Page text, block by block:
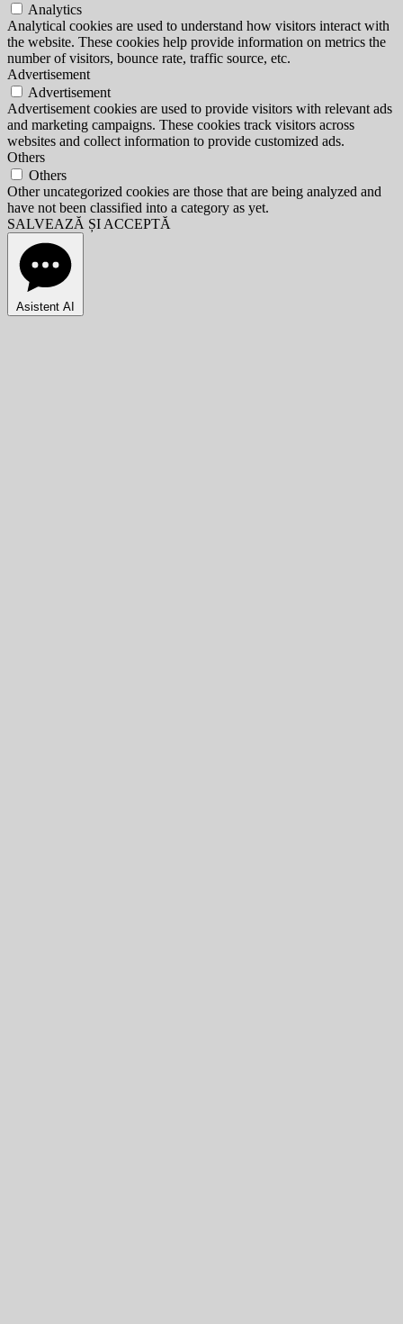
Analytics
Analytical cookies are used to understand how visitors interact with
the website. These cookies help provide information on metrics the
number of visitors, bounce rate, traffic source, etc.
Advertisement
Advertisement
Advertisement cookies are used to provide visitors with relevant ads
and marketing campaigns. These cookies track visitors across
websites and collect information to provide customized ads.
Others
Others
Other uncategorized cookies are those that are being analyzed and
have not been classified into a category as yet.
SALVEAZĂ ȘI ACCEPTĂ
Asistent AI